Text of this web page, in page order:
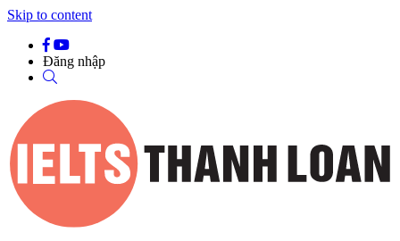
Skip to content
Đăng nhập